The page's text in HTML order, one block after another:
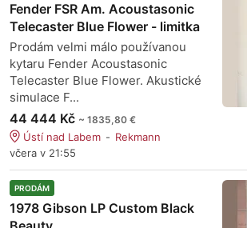
Fender FSR Am. Acoustasonic
Telecaster Blue Flower - limitka
Prodám velmi málo používanou
kytaru Fender Acoustasonic
Telecaster Blue Flower. Akustické
simulace F...
44 444 Kč ~ 1835,80 €
Ústí nad Labem
Rekmann
včera v 21:55
PRODÁM
1978 Gibson LP Custom Black